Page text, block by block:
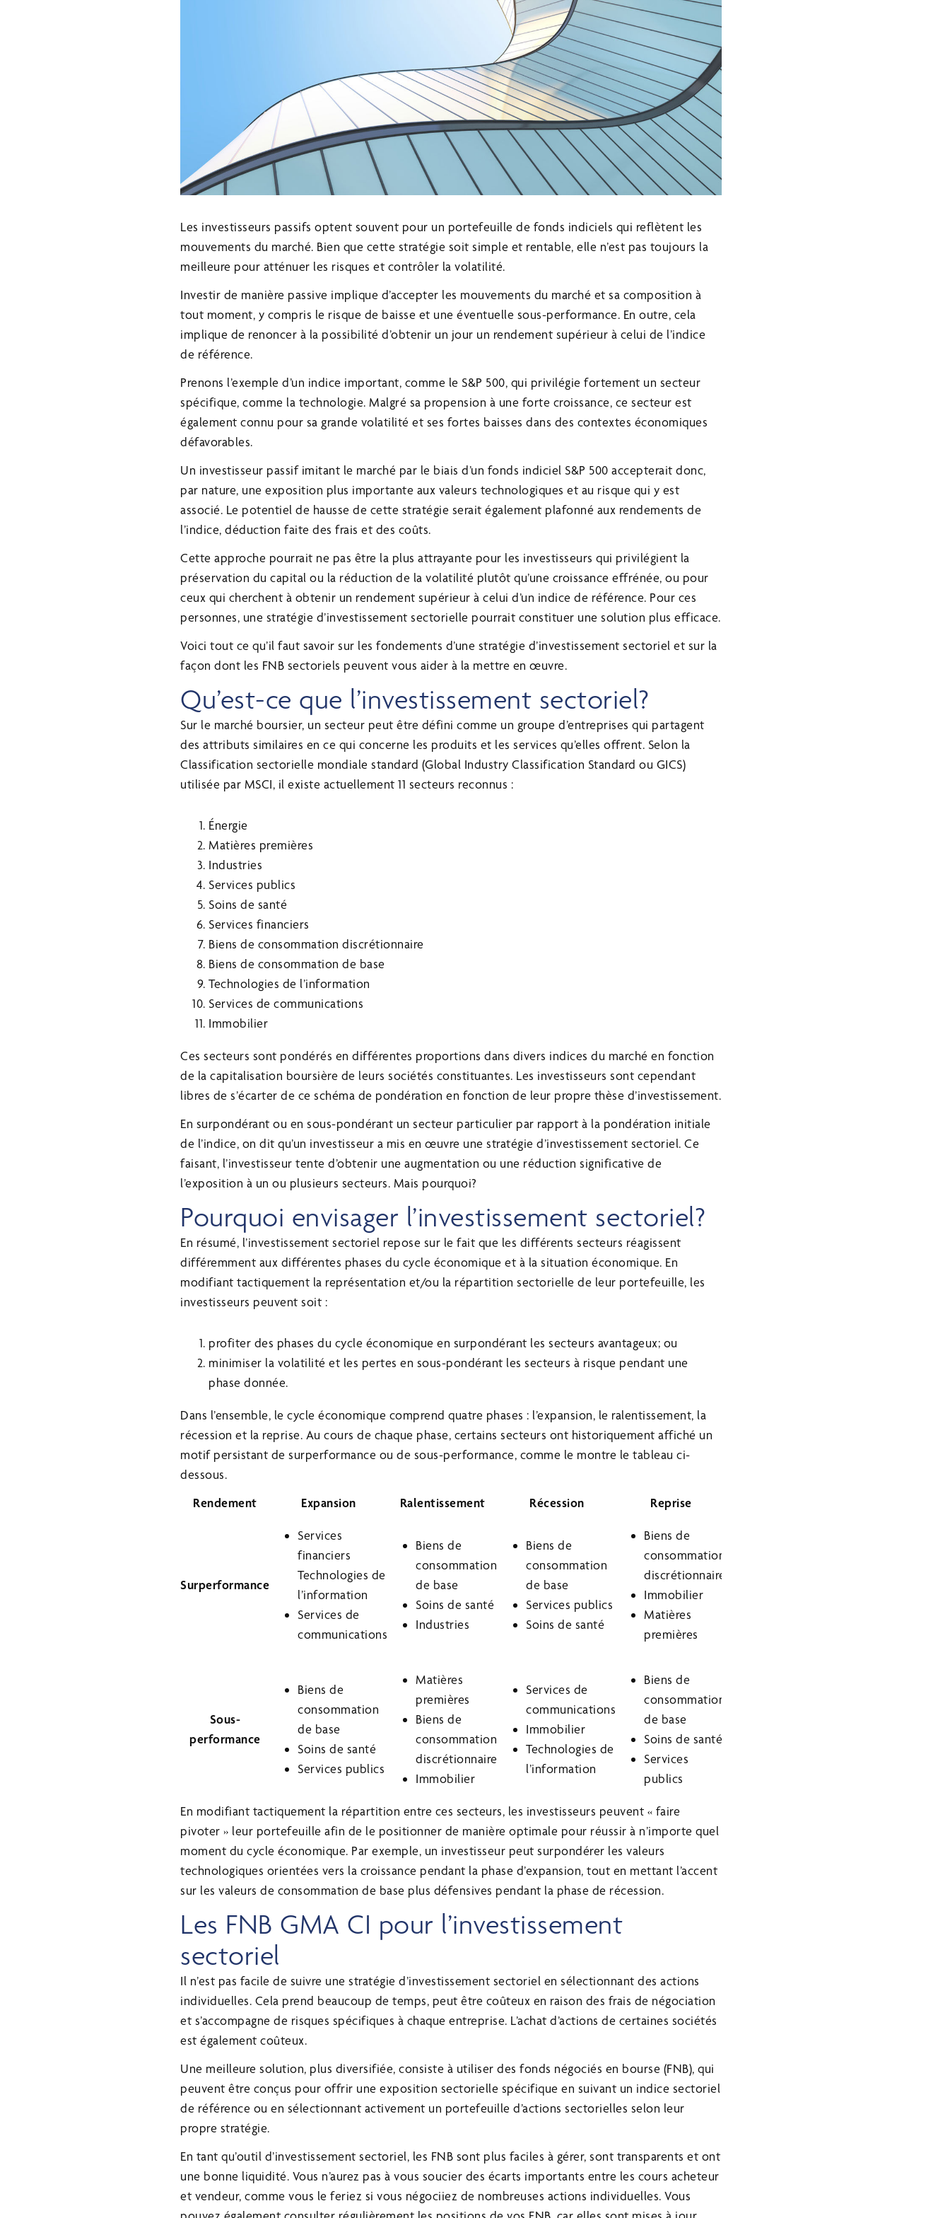
Les investisseurs passifs optent souvent pour un portefeuille de fonds indiciels qui reflètent les
mouvements du marché. Bien que cette stratégie soit simple et rentable, elle n’est pas toujours la
meilleure pour atténuer les risques et contrôler la volatilité.
Investir de manière passive implique d’accepter les mouvements du marché et sa composition à
tout moment, y compris le risque de baisse et une éventuelle sous-performance. En outre, cela
implique de renoncer à la possibilité d’obtenir un jour un rendement supérieur à celui de l’indice
de référence.
Prenons l’exemple d’un indice important, comme le S&P 500, qui privilégie fortement un secteur
spécifique, comme la technologie. Malgré sa propension à une forte croissance, ce secteur est
également connu pour sa grande volatilité et ses fortes baisses dans des contextes économiques
défavorables.
Un investisseur passif imitant le marché par le biais d’un fonds indiciel S&P 500 accepterait donc,
par nature, une exposition plus importante aux valeurs technologiques et au risque qui y est
associé. Le potentiel de hausse de cette stratégie serait également plafonné aux rendements de
l’indice, déduction faite des frais et des coûts.
Cette approche pourrait ne pas être la plus attrayante pour les investisseurs qui privilégient la
préservation du capital ou la réduction de la volatilité plutôt qu’une croissance effrénée, ou pour
ceux qui cherchent à obtenir un rendement supérieur à celui d’un indice de référence. Pour ces
personnes, une stratégie d’investissement sectorielle pourrait constituer une solution plus efficace.
Voici tout ce qu’il faut savoir sur les fondements d’une stratégie d’investissement sectoriel et sur la
façon dont les FNB sectoriels peuvent vous aider à la mettre en œuvre.
Qu’est-ce que l’investissement sectoriel?
Sur le marché boursier, un secteur peut être défini comme un groupe d’entreprises qui partagent
des attributs similaires en ce qui concerne les produits et les services qu’elles offrent. Selon la
Classification sectorielle mondiale standard (Global Industry Classification Standard ou GICS)
utilisée par MSCI, il existe actuellement 11 secteurs reconnus :
Énergie
Matières premières
Industries
Services publics
Soins de santé
Services financiers
Biens de consommation discrétionnaire
Biens de consommation de base
Technologies de l’information
Services de communications
Immobilier
Ces secteurs sont pondérés en différentes proportions dans divers indices du marché en fonction
de la capitalisation boursière de leurs sociétés constituantes. Les investisseurs sont cependant
libres de s’écarter de ce schéma de pondération en fonction de leur propre thèse d’investissement.
En surpondérant ou en sous-pondérant un secteur particulier par rapport à la pondération initiale
de l’indice, on dit qu’un investisseur a mis en œuvre une stratégie d’investissement sectoriel. Ce
faisant, l’investisseur tente d’obtenir une augmentation ou une réduction significative de
l’exposition à un ou plusieurs secteurs. Mais pourquoi?
Pourquoi envisager l’investissement sectoriel?
En résumé, l’investissement sectoriel repose sur le fait que les différents secteurs réagissent
différemment aux différentes phases du cycle économique et à la situation économique. En
modifiant tactiquement la représentation et/ou la répartition sectorielle de leur portefeuille, les
investisseurs peuvent soit :
profiter des phases du cycle économique en surpondérant les secteurs avantageux; ou
minimiser la volatilité et les pertes en sous-pondérant les secteurs à risque pendant une
phase donnée.
Dans l’ensemble, le cycle économique comprend quatre phases : l’expansion, le ralentissement, la
récession et la reprise. Au cours de chaque phase, certains secteurs ont historiquement affiché un
motif persistant de surperformance ou de sous-performance, comme le montre le tableau ci-
dessous.
Rendement
Expansion Ralentissement Récession Reprise
Surperformance
Services
financiers
Technologies de
l’information
Services de
communications
Biens de
consommation
de base
Soins de santé
Industries
Biens de
consommation
de base
Services publics
Soins de santé
Biens de
consommation
discrétionnaire
Immobilier
Matières
premières
Sous-
performance
Biens de
consommation
de base
Soins de santé
Services publics
Matières
premières
Biens de
consommation
discrétionnaire
Immobilier
Services de
communications
Immobilier
Technologies de
l’information
Biens de
consommation
de base
Soins de santé
Services
publics
En modifiant tactiquement la répartition entre ces secteurs, les investisseurs peuvent « faire
pivoter » leur portefeuille afin de le positionner de manière optimale pour réussir à n’importe quel
moment du cycle économique. Par exemple, un investisseur peut surpondérer les valeurs
technologiques orientées vers la croissance pendant la phase d’expansion, tout en mettant l’accent
sur les valeurs de consommation de base plus défensives pendant la phase de récession.
Les FNB GMA CI pour l’investissement
sectoriel
Il n’est pas facile de suivre une stratégie d’investissement sectoriel en sélectionnant des actions
individuelles. Cela prend beaucoup de temps, peut être coûteux en raison des frais de négociation
et s’accompagne de risques spécifiques à chaque entreprise. L’achat d’actions de certaines sociétés
est également coûteux.
Une meilleure solution, plus diversifiée, consiste à utiliser des fonds négociés en bourse (FNB), qui
peuvent être conçus pour offrir une exposition sectorielle spécifique en suivant un indice sectoriel
de référence ou en sélectionnant activement un portefeuille d’actions sectorielles selon leur
propre stratégie.
En tant qu’outil d’investissement sectoriel, les FNB sont plus faciles à gérer, sont transparents et ont
une bonne liquidité. Vous n’aurez pas à vous soucier des écarts importants entre les cours acheteur
et vendeur, comme vous le feriez si vous négociiez de nombreuses actions individuelles. Vous